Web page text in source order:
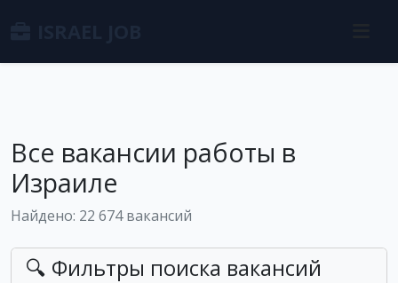
Все вакансии работы в
Израиле
Найдено: 22 674 вакансий
🔍 Фильтры поиска вакансий